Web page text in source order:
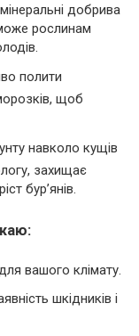
добрива
рослинам
полити
щоб
навколо кущів
захищає
бур’янів.
вашого клімату.
шкідників і